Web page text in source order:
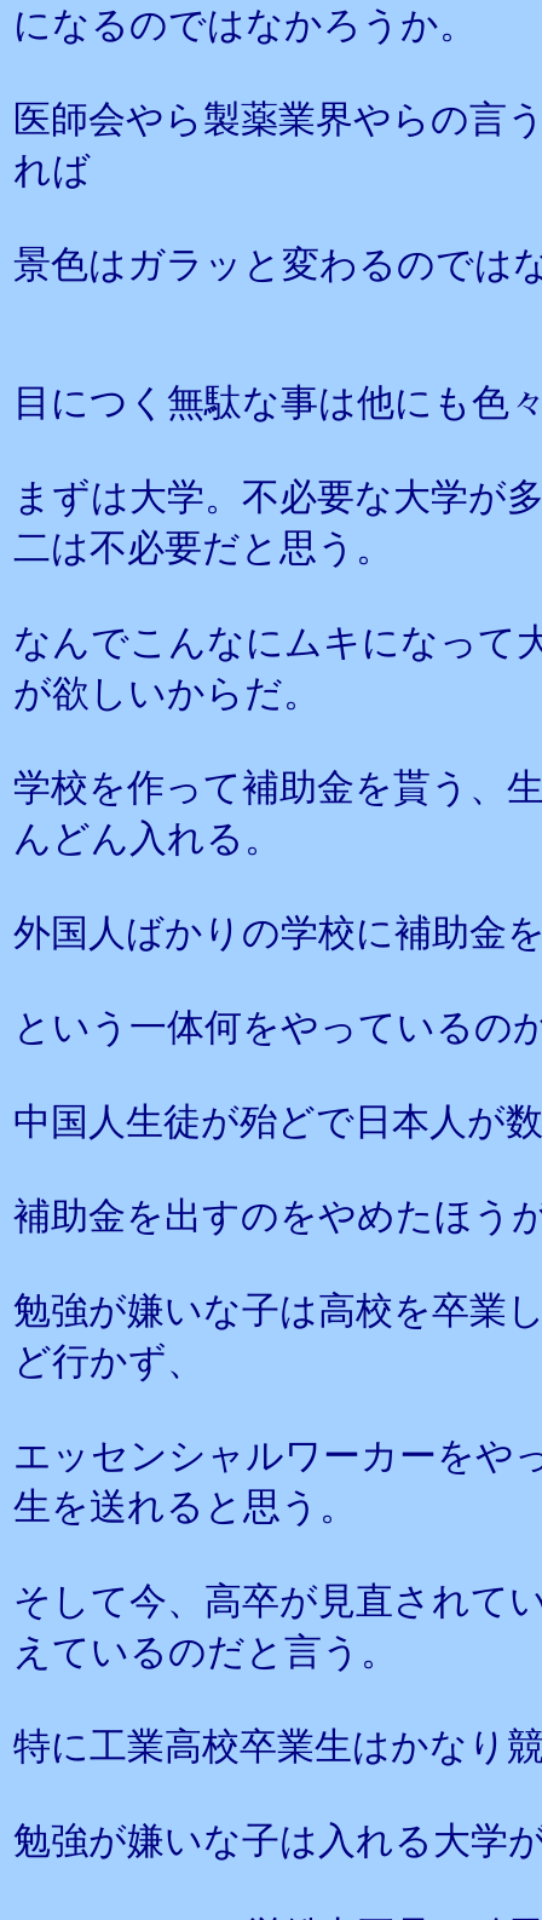
になるのではなかろうか。
医師会やら製薬業界やらの言
れば
景色はガラッと変わるのでは
目につく無駄な事は他にも色
まずは大学。不必要な大学が
二は不必要だと思う。
なんでこんなにムキになって
が欲しいからだ。
学校を作って補助金を貰う、
んどん入れる。
外国人ばかりの学校に補助金
という一体何をやっているの
中国人生徒が殆どで日本人が
補助金を出すのをやめたほう
勉強が嫌いな子は高校を卒業
ど行かず、
エッセンシャルワーカーをや
生を送れると思う。
そして今、高卒が見直されて
えているのだと言う。
特に工業高校卒業生はかなり
勉強が嫌いな子は入れる大学